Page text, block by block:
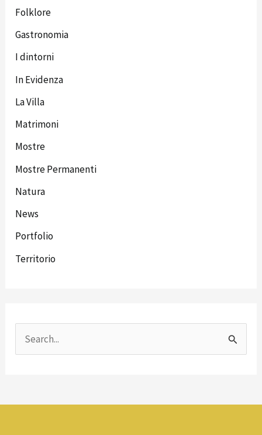
Folklore
Gastronomia
I dintorni
In Evidenza
La Villa
Matrimoni
Mostre
Mostre Permanenti
Natura
News
Portfolio
Territorio
c